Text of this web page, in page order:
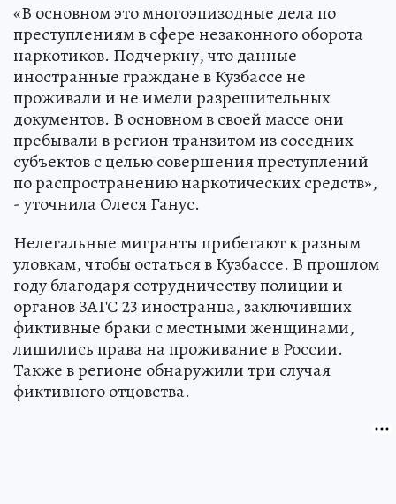
«В основном это многоэпизодные дела по
преступлениям в сфере незаконного оборота
наркотиков. Подчеркну, что данные
иностранные граждане в Кузбассе не
проживали и не имели разрешительных
документов. В основном в своей массе они
пребывали в регион транзитом из соседних
субъектов с целью совершения преступлений
по распространению наркотических средств»,
- уточнила Олеся Ганус.
Нелегальные мигранты прибегают к разным
уловкам, чтобы остаться в Кузбассе. В прошлом
году благодаря сотрудничеству полиции и
органов ЗАГС 23 иностранца, заключивших
фиктивные браки с местными женщинами,
лишились права на проживание в России.
Также в регионе обнаружили три случая
фиктивного отцовства.